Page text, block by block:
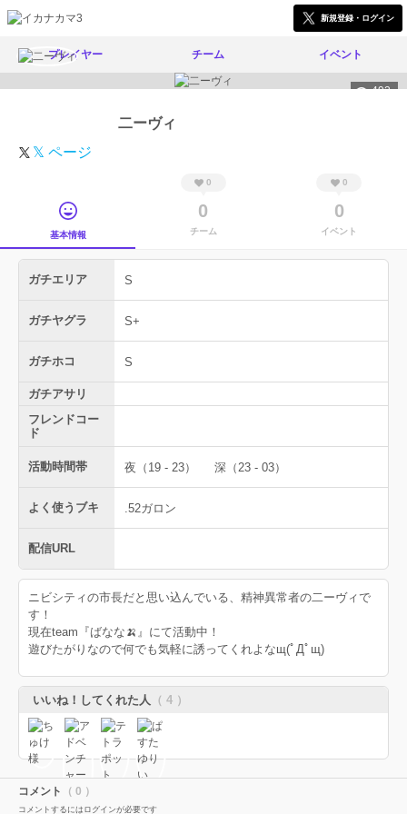
新規登録・ログイン
プレイヤー チーム イベント
492
二ーヴィ
𝕏 ページ
基本情報
0
0
チーム
0
0
イベント
ガチエリア S
ガチヤグラ S+
ガチホコ S
ガチアサリ
フレンドコー
ド
活動時間帯 夜（19 - 23） 深（23 - 03）
よく使うブキ .52ガロン
配信URL
ニビシティの市長だと思い込んでいる、精神異常者の二ーヴィで
す！
現在team『ばなな🍌』にて活動中！
遊びたがりなので何でも気軽に誘ってくれよなщ(ﾟДﾟщ)
いいね！してくれた人 （ 4 ）
コメント （ 0 ）
コメントするにはログインが必要です